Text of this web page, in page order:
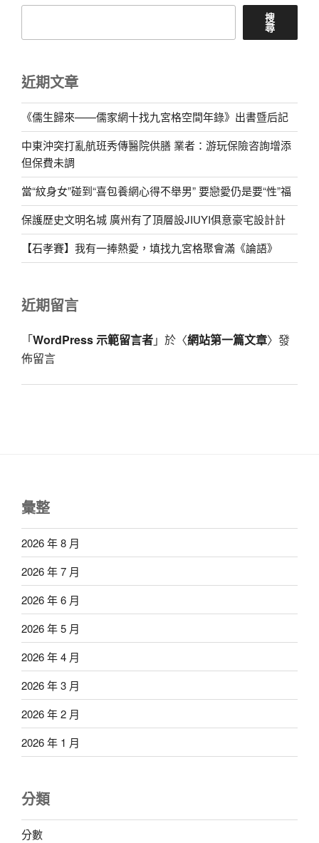
搜
尋
近期文章
《儒生歸來——儒家網十找九宮格空間年錄》出書暨后記
中東沖突打亂航班秀傳醫院供膳 業者：游玩保險咨詢增添
但保費未調
當“紋身女”碰到“喜包養網心得不舉男” 要戀愛仍是要“性”福
保護歷史文明名城 廣州有了頂層設JIUYI俱意豪宅設計計
【石孝賽】我有一捧熱愛，填找九宮格聚會滿《論語》
近期留言
「WordPress 示範留言者」於〈網站第一篇文章〉發
佈留言
彙整
2026 年 8 月
2026 年 7 月
2026 年 6 月
2026 年 5 月
2026 年 4 月
2026 年 3 月
2026 年 2 月
2026 年 1 月
分類
分數